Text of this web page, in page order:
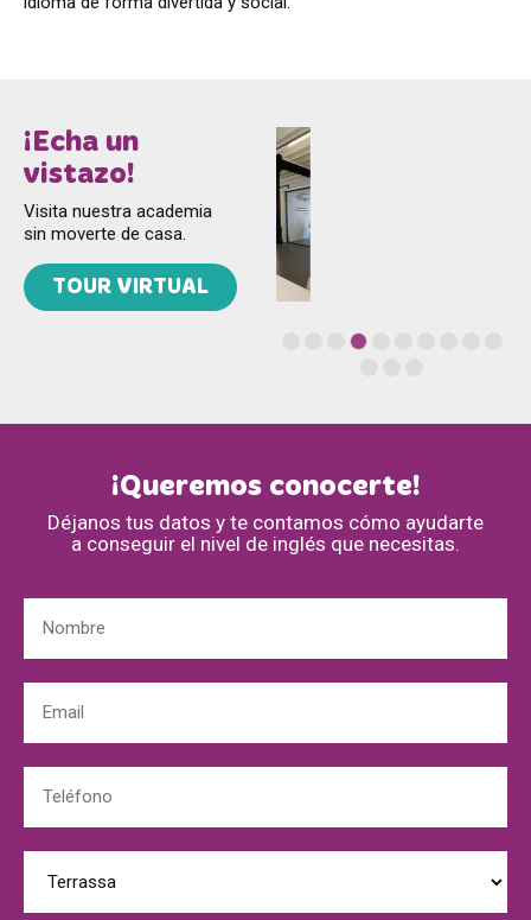
¡Echa un
vistazo!
Visita nuestra academia
sin moverte de casa.
TOUR VIRTUAL
¡Queremos conocerte!
Déjanos tus datos y te contamos cómo ayudarte
a conseguir el nivel de inglés que necesitas.